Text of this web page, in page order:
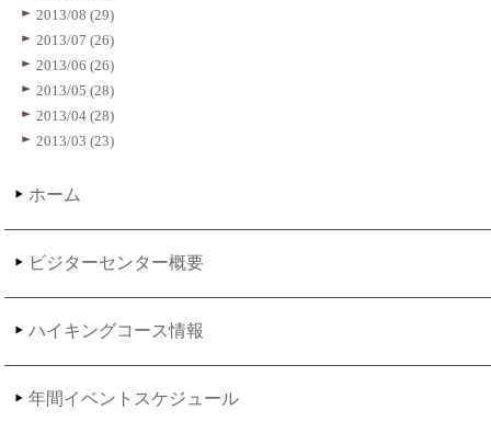
2013/08 (29)
2013/07 (26)
2013/06 (26)
2013/05 (28)
2013/04 (28)
2013/03 (23)
ホーム
ビジターセンター概要
ハイキングコース情報
年間イベントスケジュール